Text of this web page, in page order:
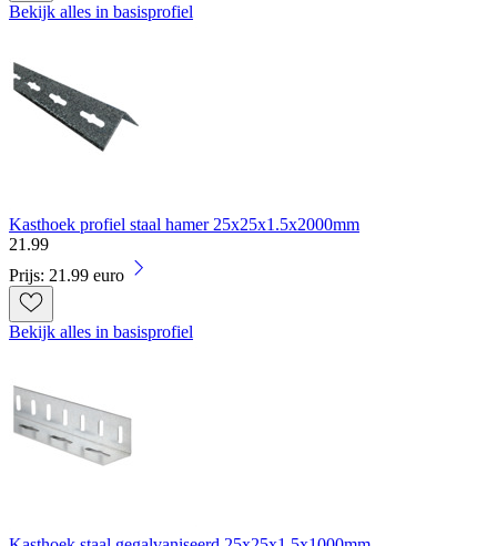
Bekijk alles in basisprofiel
Kasthoek profiel staal hamer 25x25x1.5x2000mm
21 .99
Prijs: 21.99 euro
Bekijk alles in basisprofiel